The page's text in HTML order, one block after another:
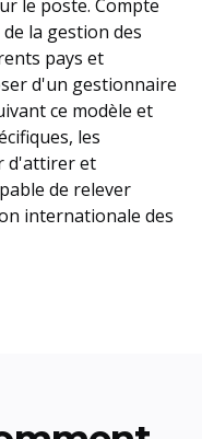
le poste. Compte
la gestion des
pays et
d'un gestionnaire
ce modèle et
les
d'attirer et
de relever
internationale des